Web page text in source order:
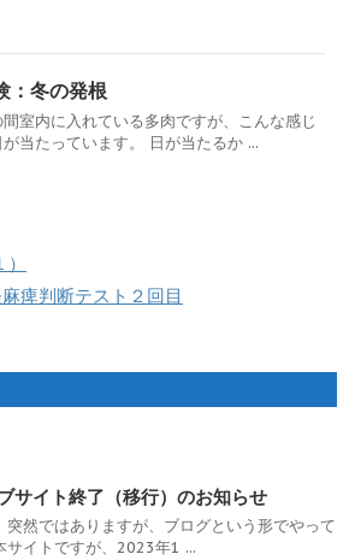
：冬の発根
室内に入れている多肉ですが、こんな感じ
が当たっています。 日が当たるか ...
痺判断テスト２回目
サイト終了（移行）のお知らせ
突然ではありますが、ブログという形でやって
サイトですが、2023年1 ...